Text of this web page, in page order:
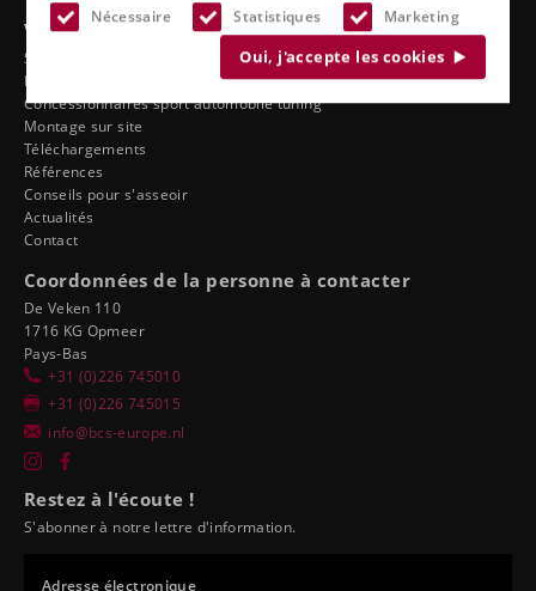
Nécessaire
Statistiques Marketing
Oui, j'accepte les cookies
Voir aussi
Service
Ergonomie du distributeur
Concessionnaires sport automobile tuning
Montage sur site
Téléchargements
Références
Conseils pour s'asseoir
Actualités
Contact
Coordonnées de la personne à contacter
De Veken 110
1716 KG Opmeer
Pays-Bas
+31 (0)226 745010
+31 (0)226 745015
info@bcs-europe.nl
Restez à l'écoute !
S'abonner à notre lettre d'information.
Adresse électronique